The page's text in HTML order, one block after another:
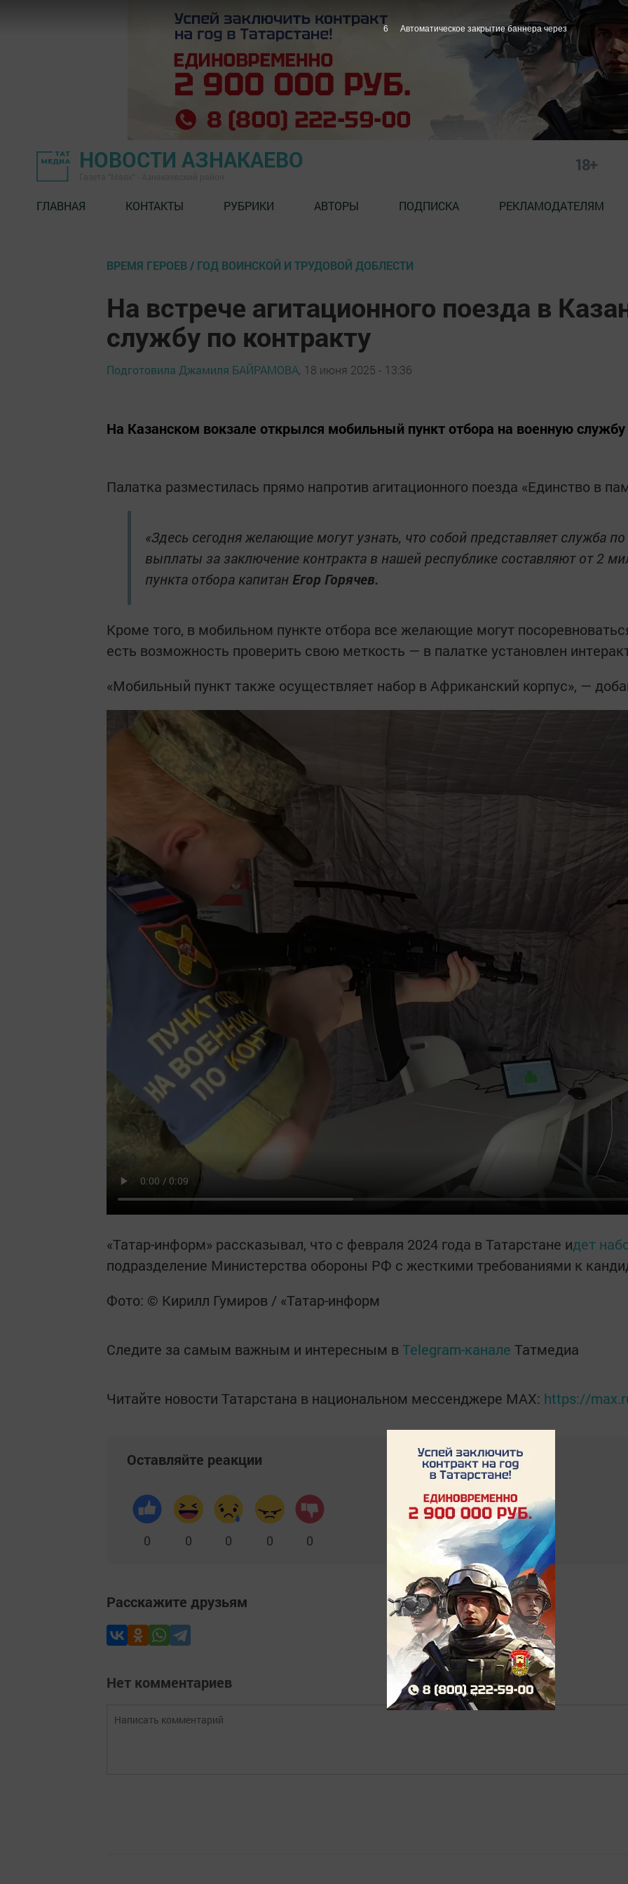
НОВОСТИ АЗНАКАЕВО 18+
ГЛАВНАЯ КОНТАКТЫ РУБРИКИ АВТОРЫ ПОДПИСКА РЕКЛАМОДАТЕЛЯМ
ВРЕМЯ ГЕРОЕВ / ГОД ВОИНСКОЙ И ТРУДОВОЙ ДОБЛЕСТИ
На встрече агитационного поезда в
службу по контракту
Подготовила Джамиля БАЙРАМОВА, 18 июня 2025 - 13:36
На Казанском вокзале открылся мобильный пункт отбора на военную службу
Палатка разместилась прямо напротив агитационного поезда «Единство в
«Здесь сегодня желающие могут узнать, что собой представляет служба
выплаты за заключение контракта в нашей республике составляют от 2
пункта отбора капитан Егор Горячев.
Кроме того, в мобильном пункте отбора все желающие могут
есть возможность проверить свою меткость — в палатке установлен
«Мобильный пункт также осуществляет набор в Африканский корпус», —
«Татар-информ» рассказывал, что с февраля 2024 года в Татарстане идет
подразделение Министерства обороны РФ с жесткими требованиями к
Фото: © Кирилл Гумиров / «Татар-информ
Следите за самым важным и интересным в Telegram-канале Татмедиа
Читайте новости Татарстана в национальном мессенджере MАХ: https://
Оставляйте реакции
0 0 0 0 0
Расскажите друзьям
Нет комментариев
4 Автоматическое закрытие баннера через